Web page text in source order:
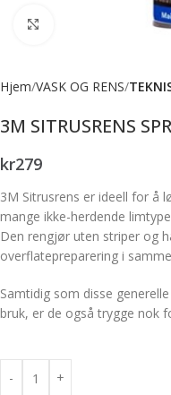
Hjem VASK OG RENS
3M SITRUSRENS
kr279
3M Sitrusrens er ideell for
mange ikke-herdende
Den rengjør uten striper og
overflatepreparering i
Samtidig som disse
bruk, er de også trygge nok